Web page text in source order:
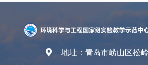
地址：青岛市崂山区松